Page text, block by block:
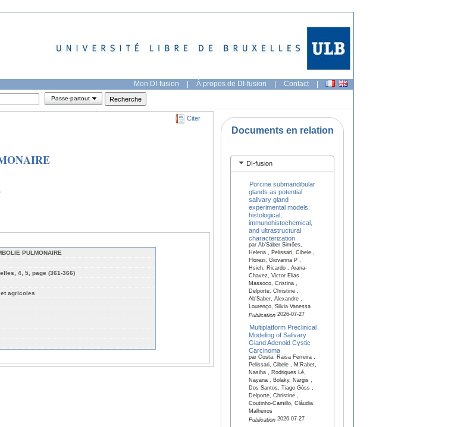
Mon DI-fusion | À propos de DI-fusion | Contact |
Passe-partout
Citer
PULMONAIRE
4, 5, page (361-366)
agricoles
Documents en relation
DI-fusion
Porcine submandibular
glands as potential
salivary gland
experimental models:
histological,
immunohistochemical,
and ultrastructural
characterization
par Ab’Sáber Simões,
Helena , Pelissari, Cibele ,
Florezi, Giovanna P ,
Hsieh, Ricardo , Arana-
Chavez, Victor Elias ,
Massoco, Cristina ,
Delporte, Christine ,
Ab’Saber, Alexandre ,
Lourenço, Silvia Vanessa
Publication2026-07-27
Multiplatform Preclinical
Modeling of Salivary
Gland Adenoid Cystic
Carcinoma
par Costa, Raisa Ferreira ,
Pelissari, Cibele , M'Rabet,
Nasiha , Rodrigues Lé,
Nayana , Bolaky, Nargis ,
Dos Santos, Tiago Góss ,
Delporte, Christine ,
Coutinho-Camillo, Cláudia
Malheiros
Publication2026-07-27